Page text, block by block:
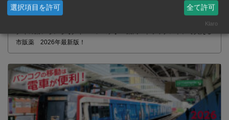
市販薬 2026年最新版！
選択項目を許可 全て許可
Klaro